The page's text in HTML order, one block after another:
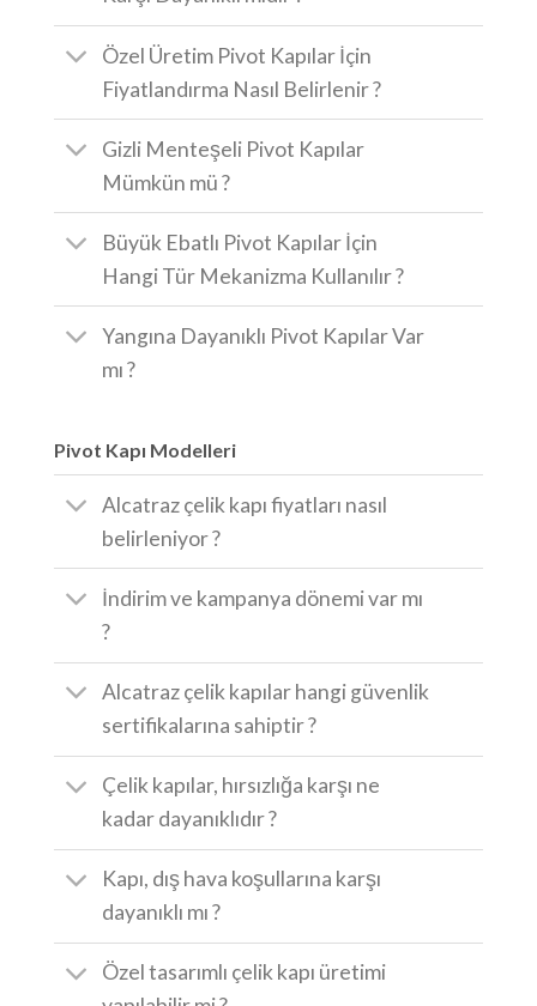
Özel Üretim Pivot Kapılar İçin
Fiyatlandırma Nasıl Belirlenir ?
Gizli Menteşeli Pivot Kapılar
Mümkün mü ?
Büyük Ebatlı Pivot Kapılar İçin
Hangi Tür Mekanizma Kullanılır ?
Yangına Dayanıklı Pivot Kapılar Var
mı ?
Pivot Kapı Modelleri
Alcatraz çelik kapı fiyatları nasıl
belirleniyor ?
İndirim ve kampanya dönemi var mı
?
Alcatraz çelik kapılar hangi güvenlik
sertifikalarına sahiptir ?
Çelik kapılar, hırsızlığa karşı ne
kadar dayanıklıdır ?
Kapı, dış hava koşullarına karşı
dayanıklı mı ?
Özel tasarımlı çelik kapı üretimi